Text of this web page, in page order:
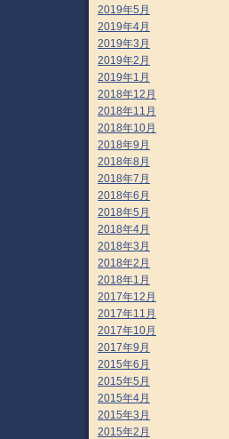
2019年5月
2019年4月
2019年3月
2019年2月
2019年1月
2018年12月
2018年11月
2018年10月
2018年9月
2018年8月
2018年7月
2018年6月
2018年5月
2018年4月
2018年3月
2018年2月
2018年1月
2017年12月
2017年11月
2017年10月
2017年9月
2015年6月
2015年5月
2015年4月
2015年3月
2015年2月